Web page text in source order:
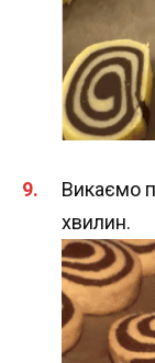
Викаємо
хвилин.